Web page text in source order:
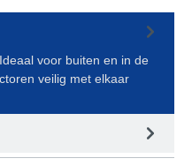
voor buiten en in de
veilig met elkaar